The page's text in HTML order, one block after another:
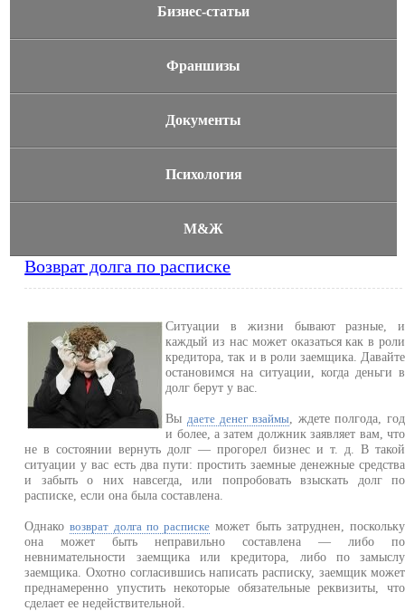
Бизнес-статьи
Франшизы
Документы
Психология
М&Ж
Возврат долга по расписке
Ситуации в жизни бывают разные, и
каждый из нас может оказаться как в роли
кредитора, так и в роли заемщика. Давайте
остановимся на ситуации, когда деньги в
долг берут у вас.
Вы даете денег взаймы, ждете полгода, год
и более, а затем должник заявляет вам, что
не в состоянии вернуть долг — прогорел бизнес и т. д. В такой
ситуации у вас есть два пути: простить заемные денежные средства
и забыть о них навсегда, или попробовать взыскать долг по
расписке, если она была составлена.
Однаковозврат долга по расписке может быть затруднен, поскольку
она может быть неправильно составлена — либо по
невнимательности заемщика или кредитора, либо по замыслу
заемщика. Охотно согласившись написать расписку, заемщик может
преднамеренно упустить некоторые обязательные реквизиты, что
сделает ее недействительной.